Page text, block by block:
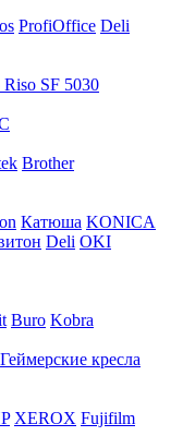
ProfiOffice Deli
SF 5030
Brother
Катюша KONICA
Deli OKI
Buro Kobra
Геймерские кресла
XEROX Fujifilm